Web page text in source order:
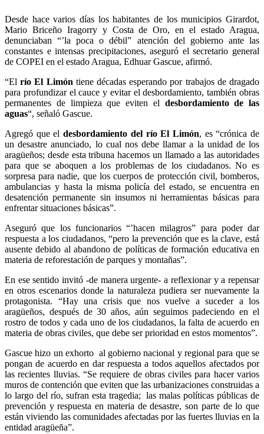
Desde hace varios días los habitantes de los municipios Girardot,
Mario Briceño Iragorry y Costa de Oro, en el estado Aragua,
denunciaban “’la poca o débil” atención del gobierno ante las
constantes e intensas precipitaciones, aseguró el secretario general
de COPEI en el estado Aragua, Edhuar Gascue, afirmó.
“El río El Limón tiene décadas esperando por trabajos de dragado
para profundizar el cauce y evitar el desbordamiento, también obras
permanentes de limpieza que eviten el desbordamiento de las
aguas“, señaló Gascue.
Agregó que eldesbordamiento del río El Limón, es “crónica de
un desastre anunciado, lo cual nos debe llamar a la unidad de los
aragüeños; desde esta tribuna hacemos un llamado a las autoridades
para que se aboquen a los problemas de los ciudadanos. No es
sorpresa para nadie, que los cuerpos de protección civil, bomberos,
ambulancias y hasta la misma policía del estado, se encuentra en
desatención permanente sin insumos ni herramientas básicas para
enfrentar situaciones básicas”.
Aseguró que los funcionarios “’hacen milagros” para poder dar
respuesta a los ciudadanos, “pero la prevención que es la clave, está
ausente debido al abandono de políticas de formación educativa en
materia de reforestación de parques y montañas”.
En ese sentido invitó -de manera urgente- a reflexionar y a repensar
en otros escenarios donde la naturaleza pudiera ser nuevamente la
protagonista. “Hay una crisis que nos vuelve a suceder a los
aragüeños, después de 30 años, aún seguimos padeciendo en el
rostro de todos y cada uno de los ciudadanos, la falta de acuerdo en
materia de obras civiles, que debe ser prioridad en estos momentos”.
Gascue hizo un exhorto al gobierno nacional y regional para que se
pongan de acuerdo en dar respuesta a todos aquellos afectados por
las recientes lluvias. “Se requiere de obras civiles para hacer varios
muros de contención que eviten que las urbanizaciones construidas a
lo largo del río, sufran esta tragedia; las malas políticas públicas de
prevención y respuesta en materia de desastre, son parte de lo que
están viviendo las comunidades afectadas por las fuertes lluvias en la
entidad aragüeña”.